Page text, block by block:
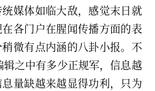
媒体如临大敌，感觉末日就
各门户在腥闻传播方面的表
微有点内涵的八卦小报。不
之中有多少正规军，信息越
量缺越来越显得功利，只为